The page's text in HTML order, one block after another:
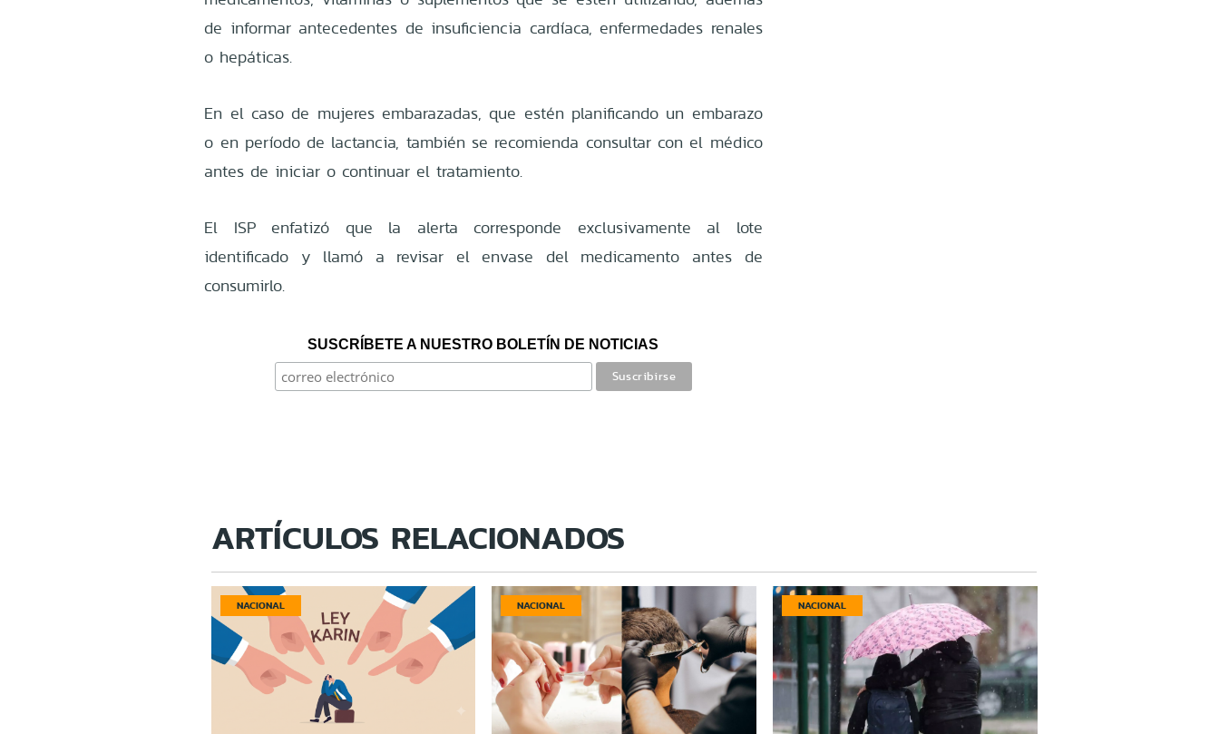
de informar antecedentes de insuficiencia cardíaca, enfermedades renales
o hepáticas.
En el caso de mujeres embarazadas, que estén planificando un embarazo
o en período de lactancia, también se recomienda consultar con el médico
antes de iniciar o continuar el tratamiento.
El ISP enfatizó que la alerta corresponde exclusivamente al lote
identificado y llamó a revisar el envase del medicamento antes de
consumirlo.
SUSCRÍBETE A NUESTRO BOLETÍN DE NOTICIAS
ARTÍCULOS RELACIONADOS
NACIONAL NACIONAL NACIONAL